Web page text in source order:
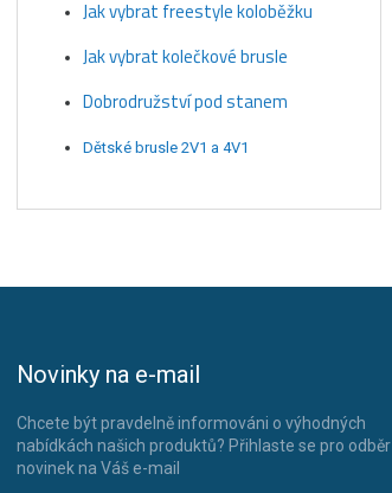
Jak vybrat freestyle koloběžku
Jak vybrat kolečkové brusle
Dobrodružství pod stanem
Dětské brusle 2V1 a 4V1
Novinky na e-mail
Chcete být pravdelně informováni o výhodných
nabídkách našich produktů? Přihlaste se pro odběr
novinek na Váš e-mail